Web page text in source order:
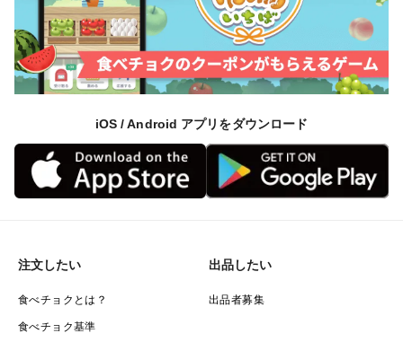
iOS / Android アプリをダウンロード
注文したい
食べチョクとは？
食べチョク基準
出品したい
出品者募集